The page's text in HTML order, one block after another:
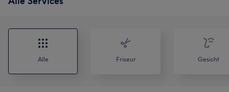
Alle Friseur Gesicht